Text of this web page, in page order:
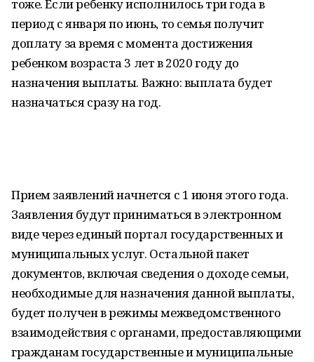
тоже. Если ребенку исполнилось три года в
период с января по июнь, то семья получит
доплату за время с момента достижения
ребенком возраста 3 лет в 2020 году до
назначения выплаты. Важно: выплата будет
назначаться сразу на год.
Прием заявлений начнется с 1 июня этого года.
Заявления будут приниматься в электронном
виде через единый портал государственных и
муниципальных услуг. Остальной пакет
документов, включая сведения о доходе семьи,
необходимые для назначения данной выплаты,
будет получен в режимы межведомственного
взаимодействия с органами, предоставляющими
гражданам государственные и муниципальные